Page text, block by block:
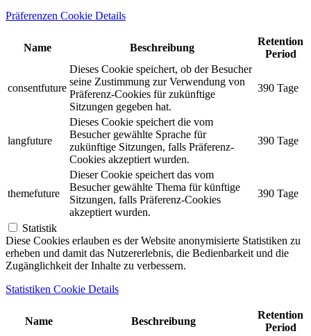
Präferenzen Cookie Details
Name Beschreibung
Retention
Period
consentfuture
Dieses Cookie speichert, ob der Besucher
seine Zustimmung zur Verwendung von
Präferenz-Cookies für zukünftige
Sitzungen gegeben hat.
390 Tage
langfuture
Dieses Cookie speichert die vom
Besucher gewählte Sprache für
zukünftige Sitzungen, falls Präferenz-
Cookies akzeptiert wurden.
390 Tage
themefuture
Dieser Cookie speichert das vom
Besucher gewählte Thema für künftige
Sitzungen, falls Präferenz-Cookies
akzeptiert wurden.
390 Tage
Statistik
Diese Cookies erlauben es der Website anonymisierte Statistiken zu
erheben und damit das Nutzererlebnis, die Bedienbarkeit und die
Zugänglichkeit der Inhalte zu verbessern.
Statistiken Cookie Details
Name Beschreibung
Retention
Period